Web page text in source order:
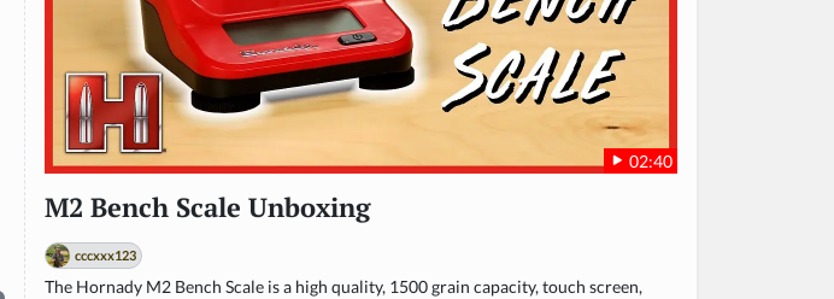
02:40
M2 Bench Scale Unboxing
cccxxx123
The Hornady M2 Bench Scale is a high quality, 1500 grain capacity, touch screen,